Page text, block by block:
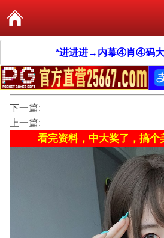
*进进进→内幕④肖④码
下一篇:
上一篇:
看完资料，中大奖了，搞个